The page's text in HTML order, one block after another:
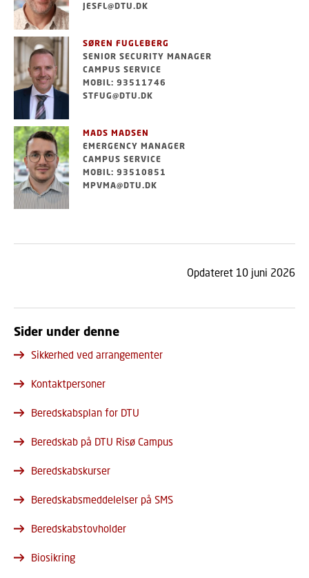
JESFL@DTU.DK
SØREN FUGLEBERG
SENIOR SECURITY MANAGER
CAMPUS SERVICE
MOBIL: 93511746
STFUG@DTU.DK
MADS MADSEN
EMERGENCY MANAGER
CAMPUS SERVICE
MOBIL: 93510851
MPVMA@DTU.DK
Opdateret 10 juni 2026
Sider under denne
Sikkerhed ved arrangementer
Kontaktpersoner
Beredskabsplan for DTU
Beredskab på DTU Risø Campus
Beredskabskurser
Beredskabsmeddelelser på SMS
Beredskabstovholder
Biosikring